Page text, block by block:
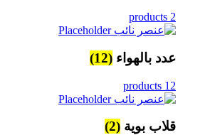
2 products
عدد بالهواء (12)
12 products
قلاب بوية (2)